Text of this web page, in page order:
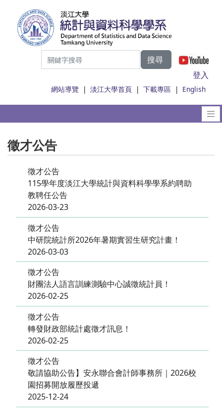
搜尋
登入
網站導覽 |淡江大學首頁 |下載專區 | English
徵才公告
徵才公告
115學年度淡江大學統計與資料科學學系約聘助
教聘任公告
2026-03-23
徵才公告
中研院統計所2026年暑期實習生研究計畫！
2026-03-03
徵才公告
財團法人語言訓練測驗中心誠徵統計員！
2026-02-25
徵才公告
轉發財政部統計處徵才訊息！
2026-02-25
徵才公告
敬請協助公告】安永聯合會計師事務所｜2026校
園招募開放履歷投遞
2025-12-24